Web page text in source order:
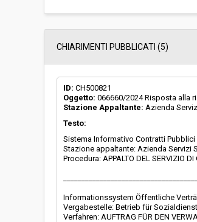
CHIARIMENTI PUBBLICATI (5)
ID: CH500821
Oggetto: 066660/2024 Risposta alla
Stazione Appaltante: Azienda
Testo:
Sistema Informativo Contratti
Stazione appaltante: Azienda Servizi
Procedura: APPALTO DEL SERVIZIO
Informationssystem Öffentliche
Vergabestelle: Betrieb für
Verfahren: AUFTRAG FÜR DEN